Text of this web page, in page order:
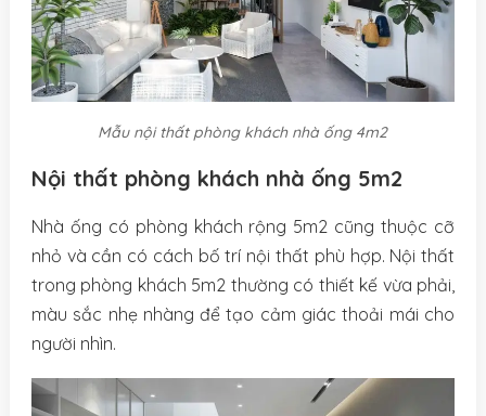
Mẫu nội thất phòng khách nhà ống 4m2
Nội thất phòng khách nhà ống 5m2
Nhà ống có phòng khách rộng 5m2 cũng thuộc cỡ
nhỏ và cần có cách bố trí nội thất phù hợp. Nội thất
trong phòng khách 5m2 thường có thiết kế vừa phải,
màu sắc nhẹ nhàng để tạo cảm giác thoải mái cho
người nhìn.